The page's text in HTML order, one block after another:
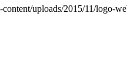
uploads/2015/11/logo-